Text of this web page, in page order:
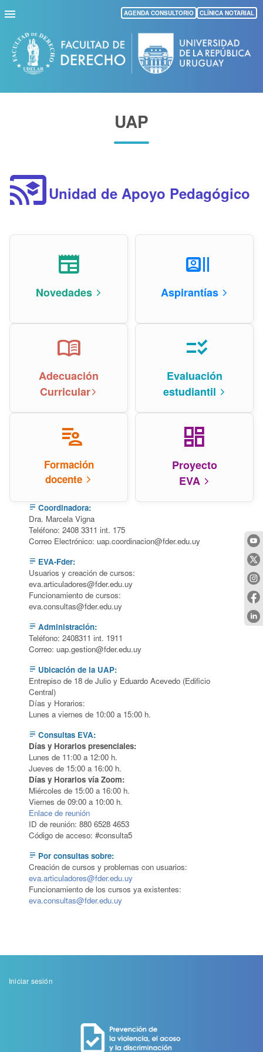
Pasar
al
contenido
principal
AGENDA CONSULTORIO CLÍNICA NOTARIAL
UAP
cast_for_educationUnidad de Apoyo Pedagógico
newspaper
Novedades arrow_forward_ios
recent_actors
Aspirantías arrow_forward_ios
menu_book
Adecuación
Curricular arrow_forward_ios
checklist_rtl
Evaluación
estudiantil
arrow_forward_ios
patient_list
Formación
docente arrow_forward_ios
dashboard
Proyecto
EVA
arrow_forward_ios
subject Coordinadora:
Dra. Marcela Vigna
Teléfono: 2408 3311 int. 175
Correo Electrónico: uap.coordinacion@
subject EVA-Fder:
Usuarios y creación de cursos:
eva.articuladores@
Funcionamiento de cursos:
eva.consultas@
subject Administración:
Teléfono: 2408311 int. 1911
Correo: uap.gestion@
subject Ubicación de la UAP:
Entrepiso de 18 de Julio y Eduardo Acevedo (Edificio
Central)
Días y Horarios:
Lunes a viernes de 10:00 a 15:00 h.
subject Consultas EVA:
Días y Horarios presenciales:
Lunes de 11:00 a 12:00 h.
Jueves de 15:00 a 16:00 h.
Días y Horarios vía Zoom:
Miércoles de 15:00 a 16:00 h.
Viernes de 09:00 a 10:00 h.
Enlace de reunión
ID de reunión: 880 6528 4653
Código de acceso: #consulta5
subject Por consultas sobre:
Creación de cursos y problemas con usuarios:
eva.articuladores@fder.edu.uy
Funcionamiento de los cursos ya existentes:
eva.consultas@fder.edu.uy
Menu
Iniciar sesión